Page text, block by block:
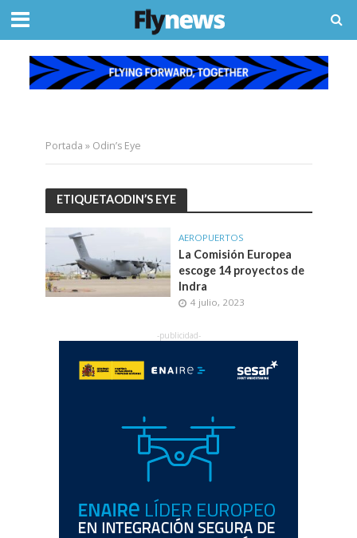
Portada » Odin’s Eye
ETIQUETAODIN’S EYE
AEROPUERTOS
La Comisión Europea
escoge 14 proyectos de
Indra
4 julio, 2023